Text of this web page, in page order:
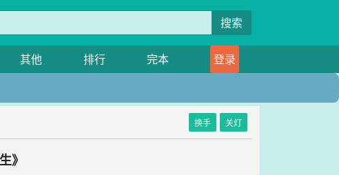
搜索
其他 排行 完本
登录
换手 关灯
》